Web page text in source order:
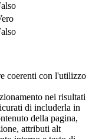
coerenti con l'utilizzo
nei risultati
di includerla in
della pagina,
attributi alt